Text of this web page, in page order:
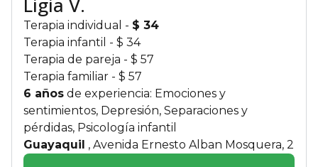
Terapia individual - $ 34
Terapia infantil - $ 34
Terapia de pareja - $ 57
Terapia familiar - $ 57
6 años de experiencia: Emociones y
sentimientos, Depresión, Separaciones y
pérdidas, Psicología infantil
Guayaquil , Avenida Ernesto Alban Mosquera, 2